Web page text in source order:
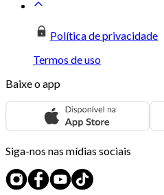
Política de privacidade
Termos de uso
Baixe o app
Siga-nos nas mídias sociais